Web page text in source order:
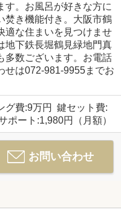
す。お風呂が好きな方に
焚き機能付き。大阪市鶴
適な住まいを見つけませ
地下鉄長堀鶴見緑地門真
多数ございます。お電話
せは072-981-9955までお
グ費:9万円 鍵セット費:
ポート:1,980円（月額）
お問い合わせ